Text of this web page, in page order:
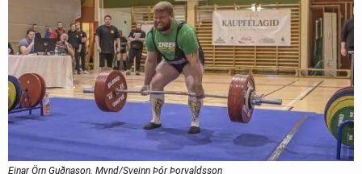
Einar Örn Guðnason. Mynd/Sveinn Þór Þorvaldsson